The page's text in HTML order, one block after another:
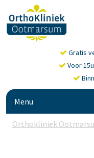
Gratis
Voor
Menu
Orthokliniek